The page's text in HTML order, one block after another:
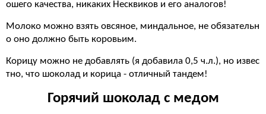
ошего качества, никаких Несквиков и его аналогов!
Молоко можно взять овсяное, миндальное, не обязательн
о оно должно быть коровьим.
Корицу можно не добавлять (я добавила 0,5 ч.л.), но извес
тно, что шоколад и корица - отличный тандем!
Горячий шоколад с медом